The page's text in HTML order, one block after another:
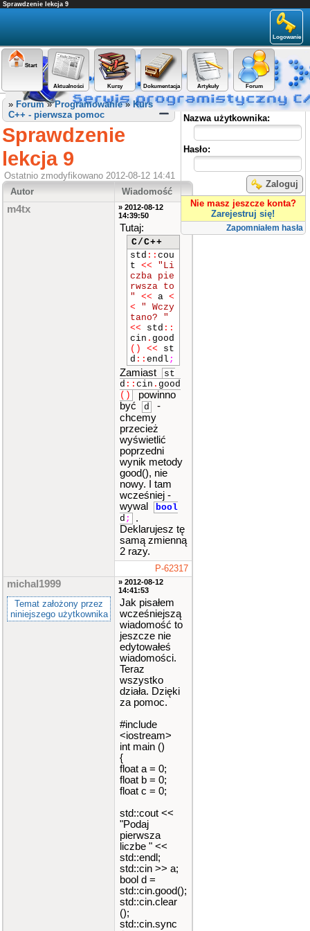
Sprawdzenie lekcja 9
Logowanie
Start
Aktualności Kursy Dokumentacja Artykuły Forum
Panel użytkownika
Nazwa użytkownika:
Hasło:
Zaloguj
Nie masz jeszcze konta?
Zarejestruj się!
Zapomniałem hasła
» Forum»Programowanie» Kurs
C++ - pierwsza pomoc
Sprawdzenie
lekcja 9
Ostatnio zmodyfikowano 2012-08-12 14:41
Autor
Wiadomość
m4tx
» 2012-08-12
14:39:50
Tutaj:
C/C++
std :: cou
t <<
"Li
czba pie
rwsza to
"
<< a <
<
" Wczy
tano? "
<< std ::
cin . good
()
<< st
d :: endl ;
Zamiast
st
d :: cin . good
()
powinno
być
d
-
chcemy
przecież
wyświetlić
poprzedni
wynik metody
good(), nie
nowy. I tam
wcześniej -
wywal
bool
d ;
.
Deklarujesz tę
samą zmienną
2 razy.
P-62317
michal1999
Temat założony przez
niniejszego użytkownika
» 2012-08-12
14:41:53
Jak pisałem
wcześniejszą
wiadomość to
jeszcze nie
edytowałeś
wiadomości.
Teraz
wszystko
działa. Dzięki
za pomoc.
#include
<iostream>
int main ()
{
float a = 0;
float b = 0;
float c = 0;
std::cout <<
"Podaj
pierwsza
liczbe " <<
std::endl;
std::cin >> a;
bool d =
std::cin.good();
std::cin.clear
();
std::cin.sync